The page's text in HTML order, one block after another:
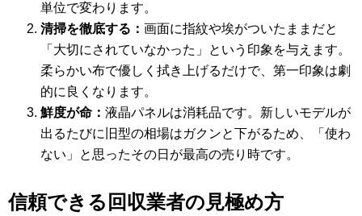
単位で変わります。
清掃を徹底する： 画面に指紋や埃がついたままだと
「大切にされていなかった」という印象を与えます。
柔らかい布で優しく拭き上げるだけで、第一印象は劇
的に良くなります。
鮮度が命： 液晶パネルは消耗品です。新しいモデルが
出るたびに旧型の相場はガクンと下がるため、「使わ
ない」と思ったその日が最高の売り時です。
信頼できる回収業者の見極め方